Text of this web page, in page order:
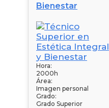
Bienestar
Hora:
2000h
Área:
Imagen personal
Grado:
Grado Superior